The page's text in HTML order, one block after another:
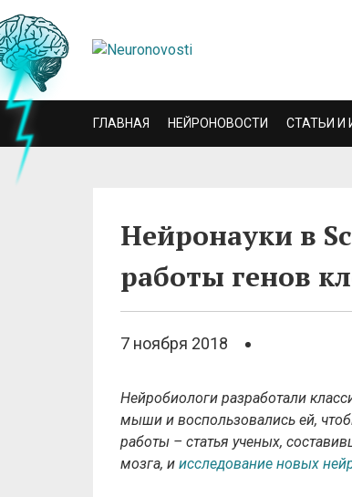
ГЛАВНАЯ НЕЙРОНОВОСТИ СТАТЬИ И
Нейронауки в
работы генов
7 ноября 2018
Нейробиологи разработали
мыши и воспользовались ей,
работы – статья ученых,
мозга, и исследование новых